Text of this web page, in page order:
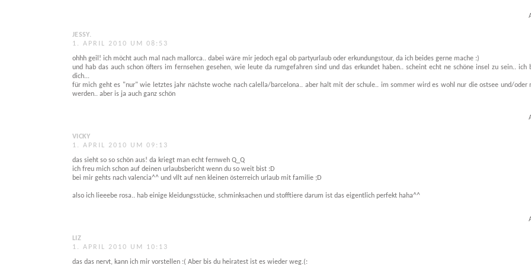
JESSY.
1. APRIL 2010 UM 08:53
ohhh geil! ich möcht auch mal nach mallorca.. dabei wäre mir jedoch egal ob partyurlaub oder erkundungstour, da ich beides gerne mache :)
und hab das auch schon öfters im fernsehen gesehen, wie leute da rumgefahren sind und das erkundet haben.. scheint echt ne schöne insel zu sein.. ich
dich...
für mich geht es "nur" wie letztes jahr nächste woche nach calella/barcelona.. aber halt mit der schule.. im sommer wird es wohl nur die ostsee und/oder
werden.. aber is ja auch ganz schön
VICKY
1. APRIL 2010 UM 09:13
das sieht so so schön aus! da kriegt man echt fernweh Q_Q
ich freu mich schon auf deinen urlaubsbericht wenn du so weit bist :D
bei mir gehts nach valencia^^ und vllt auf nen kleinen österreich urlaub mit familie ;D
also ich lieeebe rosa.. hab einige kleidungsstücke, schminksachen und stofftiere darum ist das eigentlich perfekt haha^^
LIZ
1. APRIL 2010 UM 10:13
das das nervt, kann ich mir vorstellen :( Aber bis du heiratest ist es wieder weg.(: